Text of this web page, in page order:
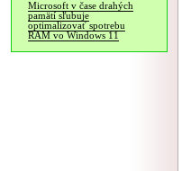
Microsoft v čase drahých
pamätí sľubuje
optimalizovať spotrebu
RAM vo Windows 11